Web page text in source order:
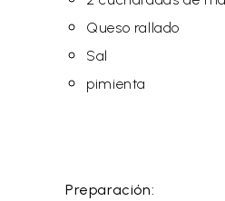
Queso rallado
Sal
pimienta
Preparación: